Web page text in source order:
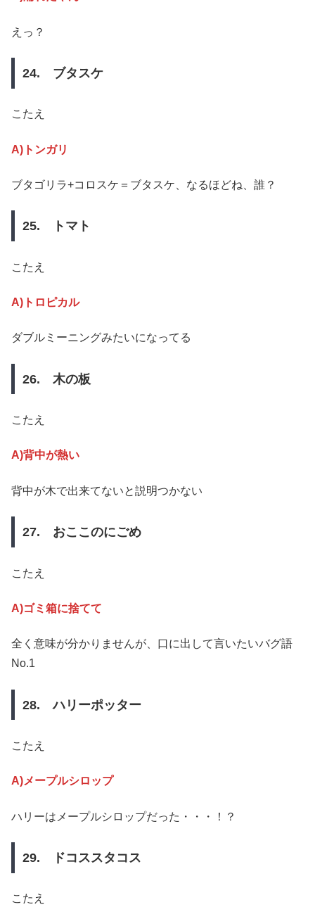
えっ？
24. ブタスケ
こたえ
A)トンガリ
ブタゴリラ+コロスケ＝ブタスケ、なるほどね、誰？
25. トマト
こたえ
A)トロピカル
ダブルミーニングみたいになってる
26. 木の板
こたえ
A)背中が熱い
背中が木で出来てないと説明つかない
27. おここのにごめ
こたえ
A)ゴミ箱に捨てて
全く意味が分かりませんが、口に出して言いたいバグ語
No.1
28. ハリーポッター
こたえ
A)メープルシロップ
ハリーはメープルシロップだった・・・！？
29. ドコススタコス
こたえ